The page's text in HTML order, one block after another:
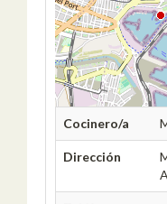
Cocinero/a
Dirección